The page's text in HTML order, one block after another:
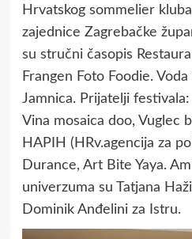
Hrvatskog sommelier
zajednice Zagrebačke
su stručni časopis
Frangen Foto Foodie.
Jamnica. Prijatelji
Vina mosaica doo, Vuglec
HAPIH (HRv.agencija za
Durance, Art Bite Yaya.
univerzuma su Tatjana
Dominik Anđelini za Istru.